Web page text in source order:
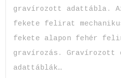
gravírozott adattábla.
fekete felirat
fekete alapon fehér
gravírozás. Gravírozott
adattáblák…